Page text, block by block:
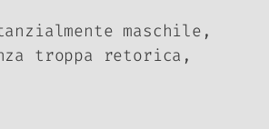
maschile,
troppa retorica,